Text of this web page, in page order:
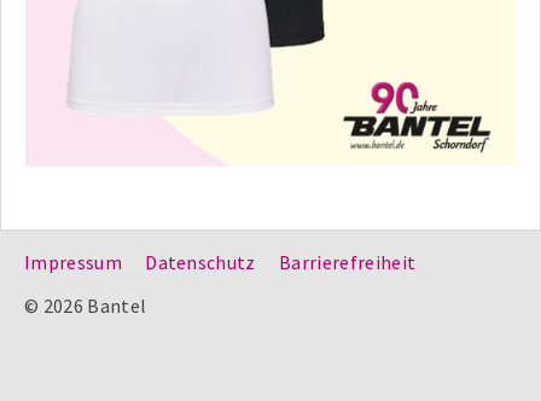
Impressum Datenschutz
Barrierefreiheit
© 2026 Bantel